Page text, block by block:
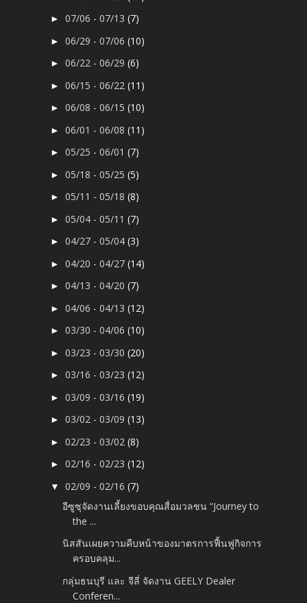
►07/06 - 07/13(7)
►06/29 - 07/06(10)
►06/22 - 06/29(6)
►06/15 - 06/22(11)
►06/08 - 06/15(10)
►06/01 - 06/08(11)
►05/25 - 06/01(7)
►05/18 - 05/25(5)
►05/11 - 05/18(8)
►05/04 - 05/11(7)
►04/27 - 05/04(3)
►04/20 - 04/27(14)
►04/13 - 04/20(7)
►04/06 - 04/13(12)
►03/30 - 04/06(10)
►03/23 - 03/30(20)
►03/16 - 03/23(12)
►03/09 - 03/16(19)
►03/02 - 03/09(13)
►02/23 - 03/02(8)
►02/16 - 02/23(12)
▼02/09 - 02/16(7)
อีซูซุจัดงานเลี้ยงขอบคุณสื่อมวลชน “Journey to
the ...
นิสสันเผยความคืบหน้าของมาตรการฟื้นฟูกิจการ
ครอบคลุม...
กลุ่มธนบุรี และ จีลี่ จัดงาน GEELY Dealer
Conferen...